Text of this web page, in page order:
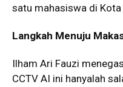
satu mahasiswa di Kota
Langkah Menuju
Ilham Ari Fauzi
CCTV AI ini hanyalah